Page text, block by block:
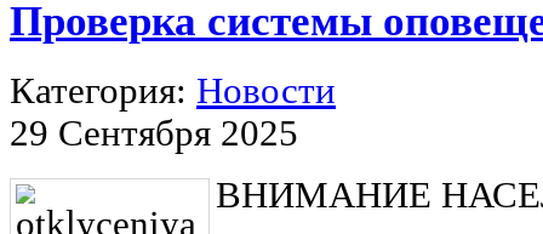
Проверка системы
Категория: Новости
29 Сентября 2025
ВНИМАНИЕ